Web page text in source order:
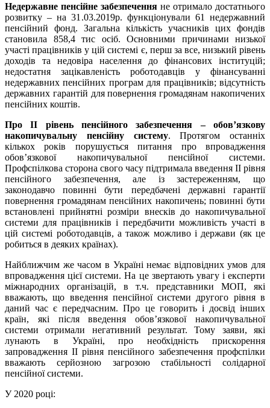
Недержавне пенсійне забезпечення не отримало достатнього
розвитку – на 31.03.2019р. функціонували 61 недержавний
пенсійний фонд. Загальна кількість учасників цих фондів
становила 858,4 тис осіб. Основними причинами низької
участі працівників у цій системі є, перш за все, низький рівень
доходів та недовіра населення до фінансових інституцій;
недостатня зацікавленість роботодавців у фінансуванні
недержавних пенсійних програм для працівників; відсутність
державних гарантій для повернення громадянам накопичених
пенсійних коштів.
Про ІІ рівень пенсійного забезпечення – обов’язкову
накопичувальну пенсійну систему. Протягом останніх
кількох років порушується питання про впровадження
обов’язкової накопичувальної пенсійної системи.
Профспілкова сторона свого часу підтримала введення II рівня
пенсійного забезпечення, але із застереженням, що
законодавчо повинні бути передбачені державні гарантії
повернення громадянам пенсійних накопичень; повинні бути
встановлені прийнятні розміри внесків до накопичувальної
системи для працівників і передбачити можливість участі в
цій системі роботодавців, а також можливо і держави (як це
робиться в деяких країнах).
Найближчим же часом в Україні немає відповідних умов для
впровадження цієї системи. На це звертають увагу і експерти
міжнародних організацій, в т.ч. представники МОП, які
вважають, що введення пенсійної системи другого рівня в
даний час є передчасним. Про це говорить і досвід інших
країн, які після введення обов’язкової накопичувальної
системи отримали негативний результат. Тому заяви, які
лунають в Україні, про необхідність прискорення
запровадження II рівня пенсійного забезпечення профспілки
вважають серйозною загрозою стабільності солідарної
пенсійної системи.
У 2020 році: